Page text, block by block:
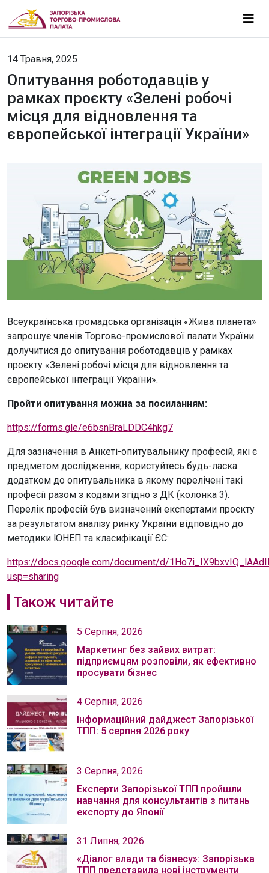
14 Травня, 2025
Опитування роботодавців у
рамках проєкту «Зелені робочі
місця для відновлення та
європейської інтеграції України»
Всеукраїнська громадська організація «Жива планета»
запрошує членів Торгово-промислової палати України
долучитися до опитування роботодавців у рамках
проєкту «Зелені робочі місця для відновлення та
європейської інтеграції України».
Пройти опитування можна за посиланням:
https://forms.gle/e6bsnBraLDDC4hkg7
Для зазначення в Анкеті-опитувальнику професій, які є
предметом дослідження, користуйтесь будь-ласка
додатком до опитувальника в якому перелічені такі
професії разом з кодами згідно з ДК (колонка 3).
Перелік професій був визначений експертами проєкту
за результатом аналізу ринку України відповідно до
методики ЮНЕП та класифікації ЄС:
https://docs.google.com/document/d/
usp=sharing
Також читайте
5 Серпня, 2026
Маркетинг без зайвих витрат:
підприємцям розповіли, як ефективно
просувати бізнес
4 Серпня, 2026
Інформаційний дайджест Запорізької
ТПП: 5 серпня 2026 року
3 Серпня, 2026
Експерти Запорізької ТПП пройшли
навчання для консультантів з питань
експорту до Японії
31 Липня, 2026
«Діалог влади та бізнесу»: Запорізька
ТПП представила нові інструменти